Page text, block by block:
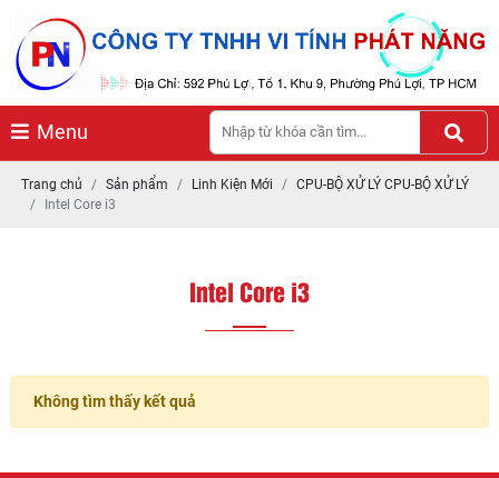
Menu
Trang chủ Sản phẩm Linh Kiện Mới
CPU-BỘ XỬ LÝ CPU-BỘ XỬ LÝ
Intel Core i3
Intel Core i3
Không tìm thấy kết quả